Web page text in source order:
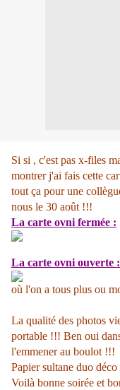
Si si , c'est pas x-files
montrer j'ai fais cette
tout ça pour une
nous le 30 août !!!
La carte ovni fermée :
La carte ovni ouverte :
où l'on a tous plus ou
La qualité des photos
portable !!! Ben oui
l'emmener au boulot !!!
Papier sultane duo déco
Voilà bonne soirée et